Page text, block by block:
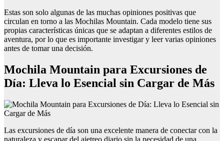
Estas son solo algunas de las muchas opiniones positivas que
circulan en torno a las Mochilas Mountain. Cada modelo tiene sus
propias características únicas que se adaptan a diferentes estilos de
aventura, por lo que es importante investigar y leer varias opiniones
antes de tomar una decisión.
Mochila Mountain para Excursiones de
Día: Lleva lo Esencial sin Cargar de Más
Las excursiones de día son una excelente manera de conectar con la
naturaleza y escapar del ajetreo diario sin la necesidad de una